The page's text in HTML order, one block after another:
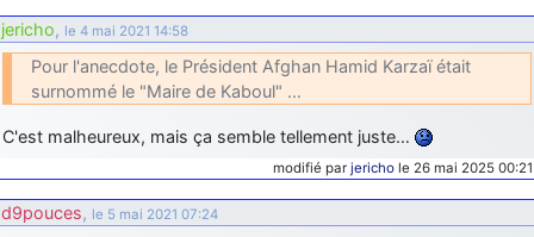
jericho, le 4 mai 2021 14:58
Pour l'anecdote, le Président Afghan Hamid Karzaï était
surnommé le "Maire de Kaboul" …
C'est malheureux, mais ça semble tellement juste…
modifié par jericho le 26 mai 2025 00:21
d9pouces, le 5 mai 2021 07:24